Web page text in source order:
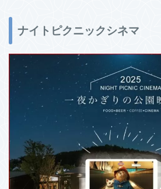
ナイトピクニックシネマ